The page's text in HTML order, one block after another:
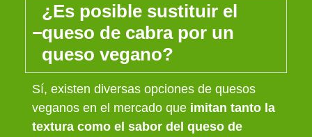
¿Es posible sustituir el
queso de cabra por un
queso vegano?
Sí, existen diversas opciones de quesos
veganos en el mercado que imitan tanto la
textura como el sabor del queso de